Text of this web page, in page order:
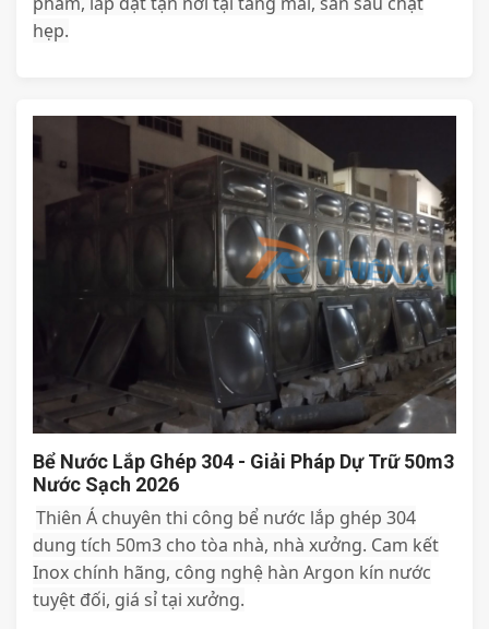
hẹp.
Bể Nước Lắp Ghép 304 - Giải Pháp Dự Trữ 50m3
Nước Sạch 2026
Thiên Á chuyên thi công bể nước lắp ghép 304
dung tích 50m3 cho tòa nhà, nhà xưởng. Cam kết
Inox chính hãng, công nghệ hàn Argon kín nước
tuyệt đối, giá sỉ tại xưởng.